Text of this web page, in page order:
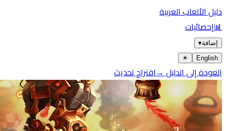
الألعاب العربية
إحصائيات
▾
☀︎
إلى الدليل →اقتراح تحديث